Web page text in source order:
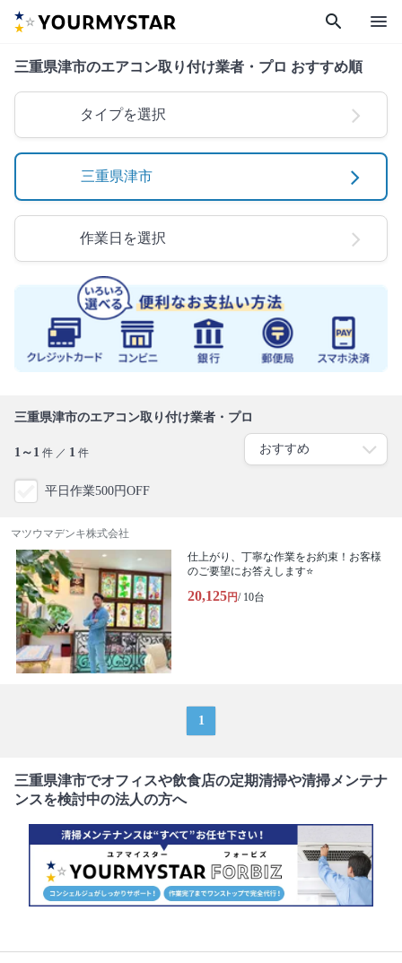
search menu
三重県津市のエアコン取り付け業者・プロ おすすめ順
タイプを選択
三重県津市
作業日を選択
三重県津市のエアコン取り付け業者・プロ
1～1 件 ／ 1 件
平日作業500円OFF
マツウマデンキ株式会社
仕上がり、丁寧な作業をお約束！お客様
のご要望にお答えします⭐️
20,125円/ 10台
1
三重県津市でオフィスや飲食店の定期清掃や清掃メンテナ
ンスを検討中の法人の方へ